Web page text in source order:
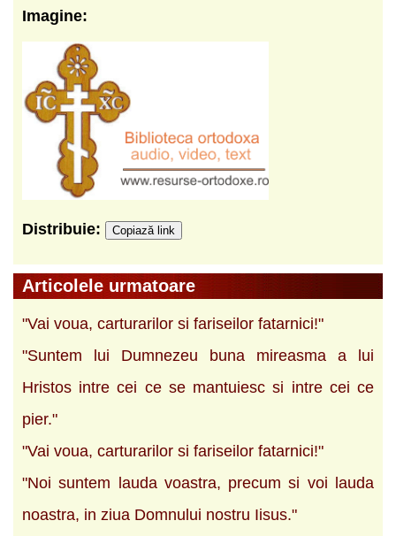
Imagine:
Distribuie: Copiază link
Articolele urmatoare
"Vai voua, carturarilor si fariseilor fatarnici!"
"Suntem lui Dumnezeu buna mireasma a lui
Hristos intre cei ce se mantuiesc si intre cei ce
pier."
"Vai voua, carturarilor si fariseilor fatarnici!"
"Noi suntem lauda voastra, precum si voi lauda
noastra, in ziua Domnului nostru Iisus."